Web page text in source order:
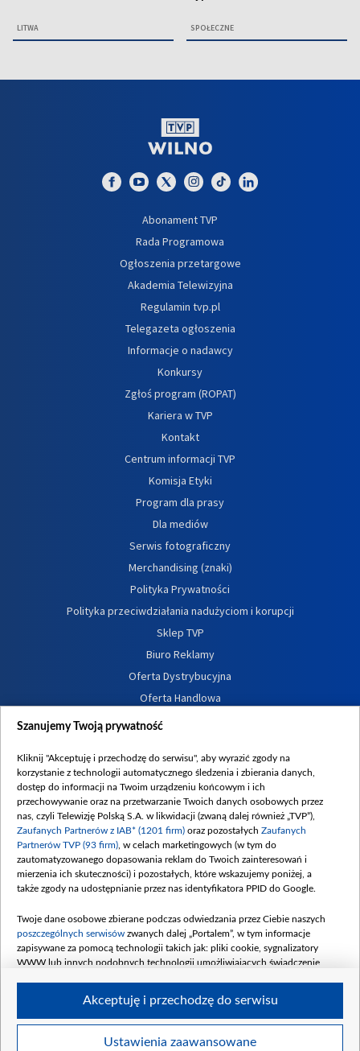
LITWA SPOŁECZNE
Abonament TVP
Rada Programowa
Ogłoszenia przetargowe
Akademia Telewizyjna
Regulamin tvp.pl
Telegazeta ogłoszenia
Informacje o nadawcy
Konkursy
Zgłoś program (ROPAT)
Kariera w TVP
Kontakt
Centrum informacji TVP
Komisja Etyki
Program dla prasy
Dla mediów
Serwis fotograficzny
Merchandising (znaki)
Polityka Prywatności
Polityka przeciwdziałania nadużyciom i korupcji
Sklep TVP
Biuro Reklamy
Oferta Dystrybucyjna
Oferta Handlowa
Dostępność
Procedura zgłoszeń wewnętrznych
Szanujemy Twoją prywatność
Kliknij "Akceptuję i przechodzę do serwisu", aby wyrazić zgody na
korzystanie z technologii automatycznego śledzenia i zbierania danych,
dostęp do informacji na Twoim urządzeniu końcowym i ich
przechowywanie oraz na przetwarzanie Twoich danych osobowych przez
nas, czyli Telewizję Polską S.A. w likwidacji (zwaną dalej również „TVP”),
Zaufanych Partnerów z IAB* (1201 firm) oraz pozostałych Zaufanych
Partnerów TVP (93 firm) , w celach marketingowych (w tym do
zautomatyzowanego dopasowania reklam do Twoich zainteresowań i
mierzenia ich skuteczności) i pozostałych, które wskazujemy poniżej, a
także zgody na udostępnianie przez nas identyfikatora PPID do Google.
Twoje dane osobowe zbierane podczas odwiedzania przez Ciebie naszych
poszczególnych serwisów zwanych dalej „Portalem”, w tym informacje
zapisywane za pomocą technologii takich jak: pliki cookie, sygnalizatory
WWW lub innych podobnych technologii umożliwiających świadczenie
Twoje dane osobowe zbierane podczas odwiedzania przez Ciebie
Ustawienia zaawansowane
Akceptuję i przechodzę do serwisu